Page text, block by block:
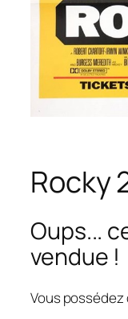
Rocky
Oups...
vendue !
Vous